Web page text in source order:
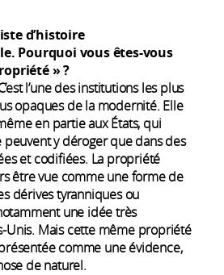
d’histoire
Pourquoi vous êtes-vous
» ?
l’une des institutions les plus
opaques de la modernité. Elle
en partie aux États, qui
peuvent y déroger que dans des
et codifiées. La propriété
être vue comme une forme de
dérives tyranniques ou
une idée très
Unis. Mais cette même propriété
comme une évidence,
de naturel.